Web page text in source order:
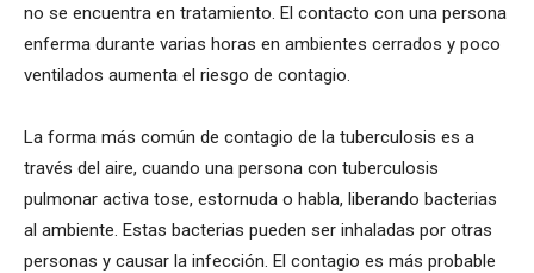
no se encuentra en tratamiento. El contacto con una persona
enferma durante varias horas en ambientes cerrados y poco
ventilados aumenta el riesgo de contagio.
La forma más común de contagio de la tuberculosis es a
través del aire, cuando una persona con tuberculosis
pulmonar activa tose, estornuda o habla, liberando bacterias
al ambiente. Estas bacterias pueden ser inhaladas por otras
personas y causar la infección. El contagio es más probable